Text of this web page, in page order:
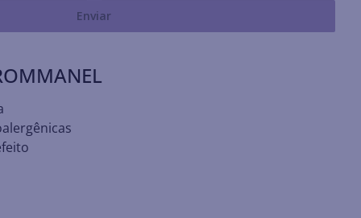
Enviar